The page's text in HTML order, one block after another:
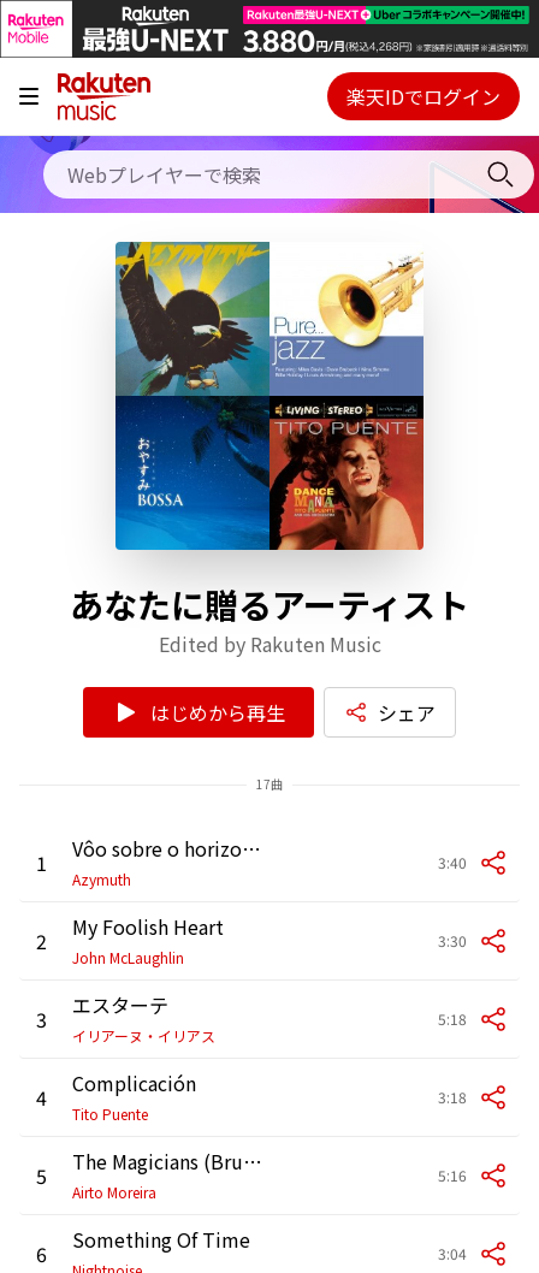
キャンペーン
料金プラン
使い方
初回30日間無料お試し
Webプレイヤー
ご契約内容の確認・変更
楽天IDでログイン
あなたに贈るアーティスト
Edited by Rakuten Music
はじめから再生 シェア
17曲
1 Vôo sobre o horizonte
Azymuth
3:40
2 My Foolish Heart
John McLaughlin
3:30
3 エスターテ
イリアーヌ・イリアス
5:18
4 Complicación
Tito Puente
3:18
5 The Magicians (Bruxos)
Airto Moreira
5:16
6 Something Of Time 3:04